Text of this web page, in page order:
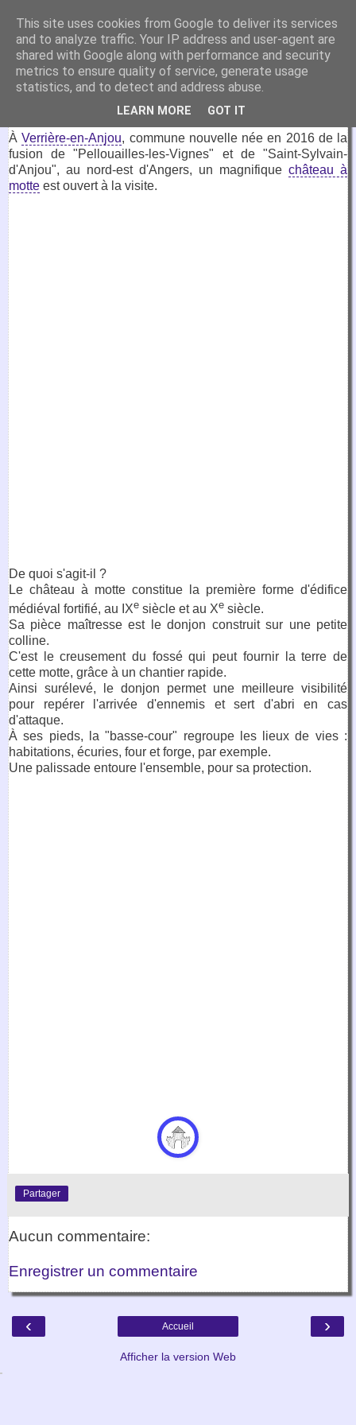
VirtuaFrance
Visitez la France depuis votre fauteuil.
7 juin 2021
Château à motte, Verrières-en-Anjou
ÀVerrière-en-Anjou, commune nouvelle née en 2016 de la
fusion de "Pellouailles-les-Vignes" et de "Saint-Sylvain-
d'Anjou", au nord-est d'Angers, un magnifique château à
motte est ouvert à la visite.
De quoi s'agit-il ?
Le château à motte constitue la première forme d'édifice
médiéval fortifié, au IXe siècle et au Xe siècle.
Sa pièce maîtresse est le donjon construit sur une petite
colline.
C'est le creusement du fossé qui peut fournir la terre de
cette motte, grâce à un chantier rapide.
Ainsi surélevé, le donjon permet une meilleure visibilité
pour repérer l'arrivée d'ennemis et sert d'abri en cas
d'attaque.
À ses pieds, la "basse-cour" regroupe les lieux de vies :
habitations, écuries, four et forge, par exemple.
Une palissade entoure l'ensemble, pour sa protection.
Partager
Aucun commentaire:
Enregistrer un commentaire
‹ ›
Accueil
Afficher la version Web
This site uses cookies from Google to deliver its services
and to analyze traffic. Your IP address and user-agent are
shared with Google along with performance and security
metrics to ensure quality of service, generate usage
statistics, and to detect and address abuse.
LEARN MORE GOT IT